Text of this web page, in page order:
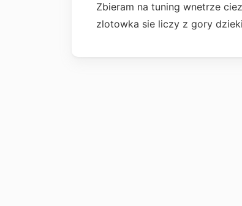
Zbieram na tuning wnetrze
zlotowka sie liczy z gory dzieki